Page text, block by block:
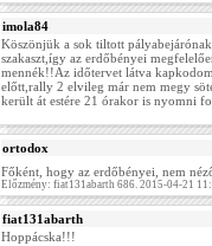
imola84
Köszönjük a sok tiltott
szakaszt,így az erdőbényei
mennék!!Az időtervet látva
előtt,rally 2 elvileg már nem megy
került át estére 21 órakor is nyomni
ortodox
Főként, hogy az erdőbényei, nem
Előzmény: fiat131abarth 686. 2015-04-21
fiat131abarth
Hoppácska!!!